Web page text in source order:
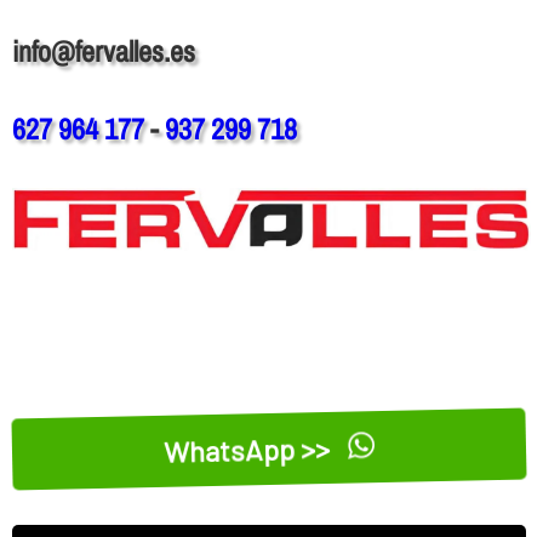
info@fervalles.es
627 964 177-937 299 718
WhatsApp >>